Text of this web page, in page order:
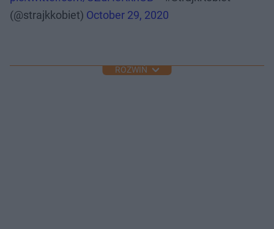
(@strajkkobiet) October 29, 2020
ROZWIŃ